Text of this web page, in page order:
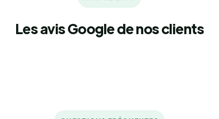
Les avis Google de nos clients